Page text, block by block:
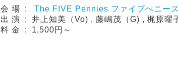
会 場 : The FIVE Pennies ファイブぺニー
出 演 : 井上知美（Vo) , 藤嶋茂（G) , 梶原曜
料 金 : 1,500円～